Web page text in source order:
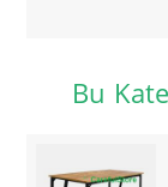
Bu